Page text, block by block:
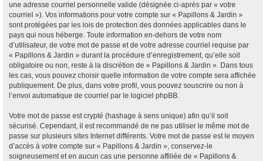
une adresse courriel personnelle valide (désignée ci-après par « votre
courriel »). Vos informations pour votre compte sur « Papillons & Jardin »
sont protégées par les lois de protection des données applicables dans le
pays qui nous héberge. Toute information en-dehors de votre nom
d’utilisateur, de votre mot de passe et de votre adresse courriel requise par
« Papillons & Jardin » durant la procédure d’enregistrement, qu’elle soit
obligatoire ou non, reste à la discrétion de « Papillons & Jardin ». Dans tous
les cas, vous pouvez choisir quelle information de votre compte sera affichée
publiquement. De plus, dans votre profil, vous pouvez souscrire ou non à
l’envoi automatique de courriel par le logiciel phpBB.
Votre mot de passe est crypté (hashage à sens unique) afin qu’il soit
sécurisé. Cependant, il est recommandé de ne pas utiliser le même mot de
passe sur plusieurs sites Internet différents. Votre mot de passe est le moyen
d’accès à votre compte sur « Papillons & Jardin », conservez-le
soigneusement et en aucun cas une personne affiliée de « Papillons &